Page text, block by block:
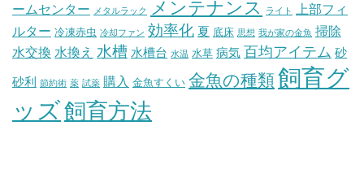
ームセンター メタルラック メンテナンス ライト
上部フィ
ルター 冷凍赤虫 冷却ファン 効率化 夏 底床 思想 我が家の金魚 掃除
水交換 水換え 水槽 水槽台 水温 水草 病気 百均アイテム 砂
砂利 節約術 薬 試薬 購入 金魚すくい 金魚の種類飼育グ
ッズ飼育方法